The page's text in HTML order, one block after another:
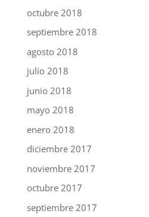
octubre 2018
septiembre 2018
agosto 2018
julio 2018
junio 2018
mayo 2018
enero 2018
diciembre 2017
noviembre 2017
octubre 2017
septiembre 2017